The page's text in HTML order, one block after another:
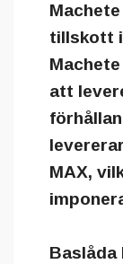
tillskott i
att
MAX,
Baslåda